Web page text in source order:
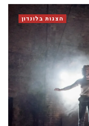
הצגות בלונדון